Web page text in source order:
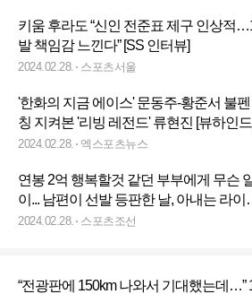
키움 후라도 “신인 전준표 제구 인상적
발 책임감 느낀다” [SS 인터뷰]
2024.02.28. 스포츠서울
'한화의 지금 에이스' 문동주-황준서 불펜
칭 지켜본 '리빙 레전드' 류현진 [뷰하인
2024.02.28. 엑스포츠뉴스
연봉 2억 행복할것 같던 부부에게 무슨
이... 남편이 선발 등판한 날, 아내는 라이
로 폭로. 뒤숭숭한 롯데. 칼을 꺼낼 수 없는
2024.02.28. 스포츠조선
“전광판에 150km 나와서 기대했는데…”